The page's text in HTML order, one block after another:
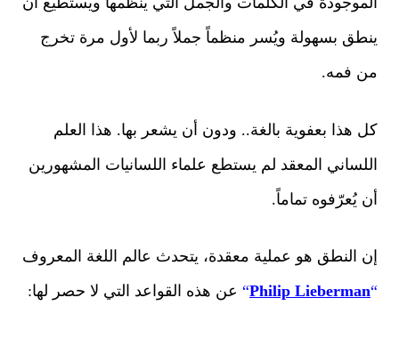
ينطق بسهولة ويُسر منظماً جملاً ربما لأول مرة تخرج
من فمه.
كل هذا بعفوية بالغة.. ودون أن يشعر بها. هذا العلم
اللساني المعقد لم يستطع علماء اللسانيات المشهورين
أن يُعرّفوه تماماً.
إن النطق هو عملية معقدة، يتحدث عالم اللغة المعروف
“
Philip Lieberman
“ عن هذه القواعد التي لا حصر لها: